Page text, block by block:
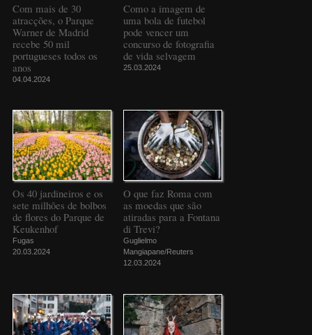
Com mais de 30
atracções, o Parque
Warner de Madrid
recebe 50 mil
portugueses todos os
anos
04.04.2024
Como a imagem de
uma bola de futebol
pode vencer um
concurso de fotografia
de vida selvagem
25.03.2024
Os 40 jardineiros e os
sete milhões de bolbos
de flores do Parque de
Keukenhof
Fugas
20.03.2024
O que faz Roma com
as moedas que são
atiradas para a Fontana
di Trevi?
Guglielmo
Mangiapane/Reuters
12.03.2024